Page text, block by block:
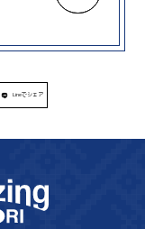
Lineでシェア